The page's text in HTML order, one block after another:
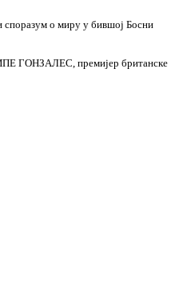
о миру у бившој Босни
ГОНЗАЛЕС, премијер британске